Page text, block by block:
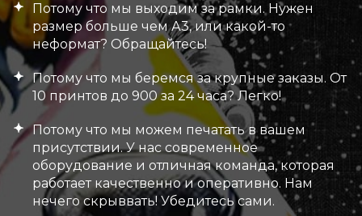
Потому что мы выходим за рамки. Нужен
размер больше чем А3, или какой-то
неформат? Обращайтесь!
Потому что мы беремся за крупные заказы. От
10 принтов до 900 за 24 часа? Легко!
Потому что мы можем печатать в вашем
присутствии. У нас современное
оборудование и отличная команда, которая
работает качественно и оперативно. Нам
нечего скрыввать! Убедитесь сами.